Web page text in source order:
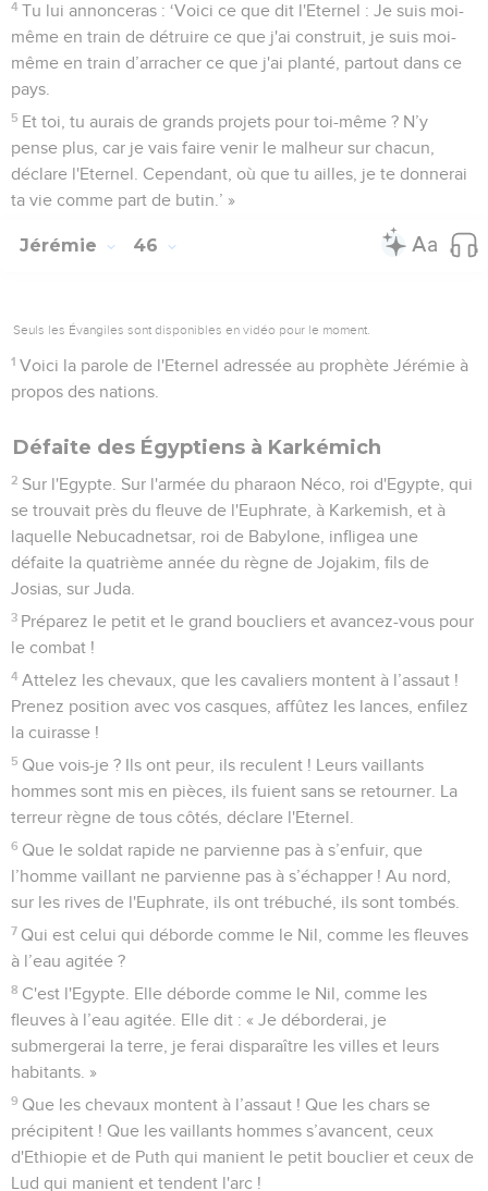
4 Tu lui annonceras : ‘Voici ce que dit l'Eternel : Je suis moi-
même en train de détruire ce que j'ai construit, je suis moi-
même en train d’arracher ce que j'ai planté, partout dans ce
pays.
5 Et toi, tu aurais de grands projets pour toi-même ? N’y
pense plus, car je vais faire venir le malheur sur chacun,
déclare l'Eternel. Cependant, où que tu ailles, je te donnerai
ta vie comme part de butin.’ »
Jérémie 46
Seuls les Évangiles sont disponibles en vidéo pour le moment.
1 Voici la parole de l'Eternel adressée au prophète Jérémie à
propos des nations.
Défaite des Égyptiens à Karkémich
2 Sur l'Egypte. Sur l'armée du pharaon Néco, roi d'Egypte, qui
se trouvait près du fleuve de l'Euphrate, à Karkemish, et à
laquelle Nebucadnetsar, roi de Babylone, infligea une
défaite la quatrième année du règne de Jojakim, fils de
Josias, sur Juda.
3 Préparez le petit et le grand boucliers et avancez-vous pour
le combat !
4 Attelez les chevaux, que les cavaliers montent à l’assaut !
Prenez position avec vos casques, affûtez les lances, enfilez
la cuirasse !
5 Que vois-je ? Ils ont peur, ils reculent ! Leurs vaillants
hommes sont mis en pièces, ils fuient sans se retourner. La
terreur règne de tous côtés, déclare l'Eternel.
6 Que le soldat rapide ne parvienne pas à s’enfuir, que
l’homme vaillant ne parvienne pas à s’échapper ! Au nord,
sur les rives de l'Euphrate, ils ont trébuché, ils sont tombés.
7 Qui est celui qui déborde comme le Nil, comme les fleuves
à l’eau agitée ?
8 C'est l'Egypte. Elle déborde comme le Nil, comme les
fleuves à l’eau agitée. Elle dit : « Je déborderai, je
submergerai la terre, je ferai disparaître les villes et leurs
habitants. »
9 Que les chevaux montent à l’assaut ! Que les chars se
précipitent ! Que les vaillants hommes s’avancent, ceux
d'Ethiopie et de Puth qui manient le petit bouclier et ceux de
Lud qui manient et tendent l'arc !